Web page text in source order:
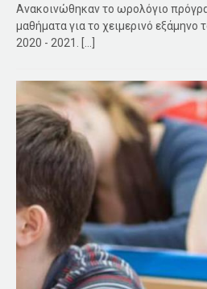
Ανακοινώθηκαν το ωρολόγιο
μαθήματα για το χειμερινό εξάμηνο
2020 - 2021. [...]